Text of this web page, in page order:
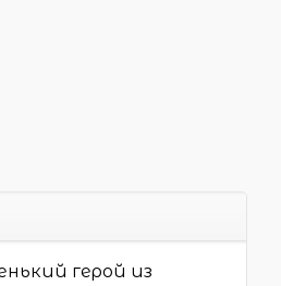
герой из